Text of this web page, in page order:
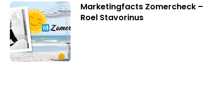
Marketingfacts Zomercheck –
Roel Stavorinus